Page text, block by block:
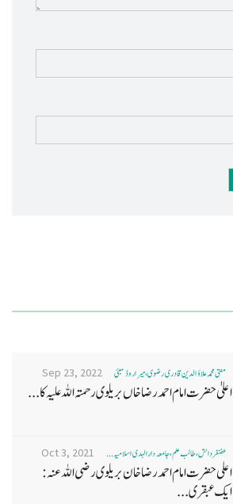
مفتی محمد علاؤ الدین قادری رضوی ، میرا روڈ ممبئی Sep 23, 2022
اعلیٰ حضرت امام احمد رضا خاں بر یلو ی رحمتہ اللہ علیہ کا...
غضنفر دانش، طالب علم، جامعہ دارالہدی اسلامیہ ... Oct 3, 2021
اعلی حضرت امام احمد رضا خان بریلوی رضی اللہ عنہ:
ایک عبقری...